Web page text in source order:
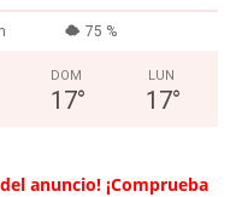
75 %
DOM
17°
LUN
17°
anuncio! ¡Comprueba